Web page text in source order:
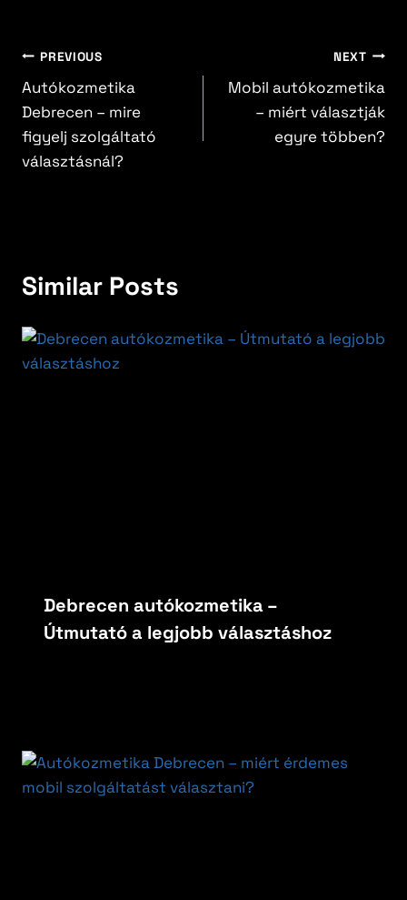
PREVIOUS
Autókozmetika
Debrecen – mire
figyelj szolgáltató
választásnál?
NEXT
Mobil autókozmetika
– miért választják
egyre többen?
Similar Posts
Debrecen autókozmetika –
Útmutató a legjobb választáshoz